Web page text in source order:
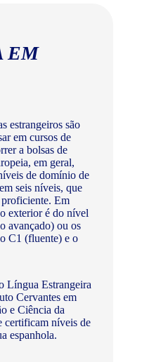
EM
estrangeiros são
em cursos de
a bolsas de
em geral,
de domínio de
seis níveis, que
Em
exterior é do nível
avançado) ou os
C1 (fluente) e o
Língua Estrangeira
Cervantes em
e Ciência da
certificam níveis de
espanhola.